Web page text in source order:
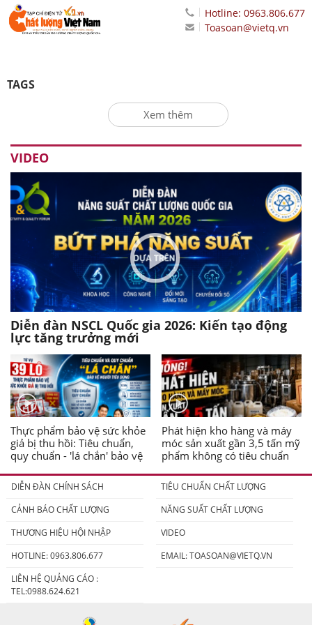
Hotline: 0963.806.677
Toasoan@vietq.vn
TAGS
Xem thêm
VIDEO
Diễn đàn NSCL Quốc gia 2026: Kiến tạo động
lực tăng trưởng mới
Thực phẩm bảo vệ sức khỏe
giả bị thu hồi: Tiêu chuẩn,
quy chuẩn - 'lá chắn' bảo vệ
Phát hiện kho hàng và máy
móc sản xuất gần 3,5 tấn mỹ
phẩm không có tiêu chuẩn
DIỄN ĐÀN CHÍNH SÁCH
TIÊU CHUẨN CHẤT LƯỢNG
CẢNH BÁO CHẤT LƯỢNG
NĂNG SUẤT CHẤT LƯỢNG
THƯƠNG HIỆU HỘI NHẬP
VIDEO
HOTLINE: 0963.806.677
EMAIL:TOASOAN@VIETQ.VN
LIÊN HỆ QUẢNG CÁO :
TEL:0988.624.621